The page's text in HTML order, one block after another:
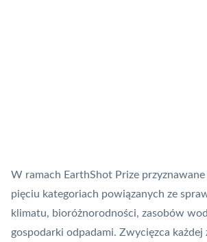
W ramach EarthShot Prize
pięciu kategoriach powiązanych ze
klimatu, bioróżnorodności, zasobów
gospodarki odpadami. Zwycięzca każdej